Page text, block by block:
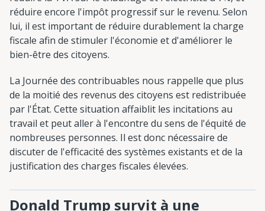
réduire encore l'impôt progressif sur le revenu. Selon
lui, il est important de réduire durablement la charge
fiscale afin de stimuler l'économie et d'améliorer le
bien-être des citoyens.
La Journée des contribuables nous rappelle que plus
de la moitié des revenus des citoyens est redistribuée
par l'État. Cette situation affaiblit les incitations au
travail et peut aller à l'encontre du sens de l'équité de
nombreuses personnes. Il est donc nécessaire de
discuter de l'efficacité des systèmes existants et de la
justification des charges fiscales élevées.
Donald Trump survit à une